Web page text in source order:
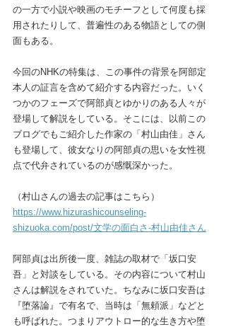
の一方で小説や映画のモチーフとして何度も採
用されたりして、普遍性のある物語としての側
面もある。
今回のNHKの特集は、この事件の背景を阿部定
本人の証言を含めて紹介する内容だった。いく
つかのフェーズで阿部貞とゆかりのある人々が
登場して解説をしている。そこには、以前この
ブログでもご紹介した作家の「村山由佳」さん
も登場して、彼女なりの阿部貞の思いを女性視
点で代弁されているのが感慨深かった。
（村山さんの過去の記事はこちら）
https://www.hizurashicounseling-
shizuoka.com/post/文学の面白さ-村山由佳さん
阿部貞は出所後一度、雑誌の取材で「坂口安
吾」と対談をしている。その内容について村山
さんは解説をされていた。ちなみに坂口安吾は
『堕落論』で有名で、当時は「無頼派」などと
も呼ばれた。つまりアウトロー的な生き方や堕